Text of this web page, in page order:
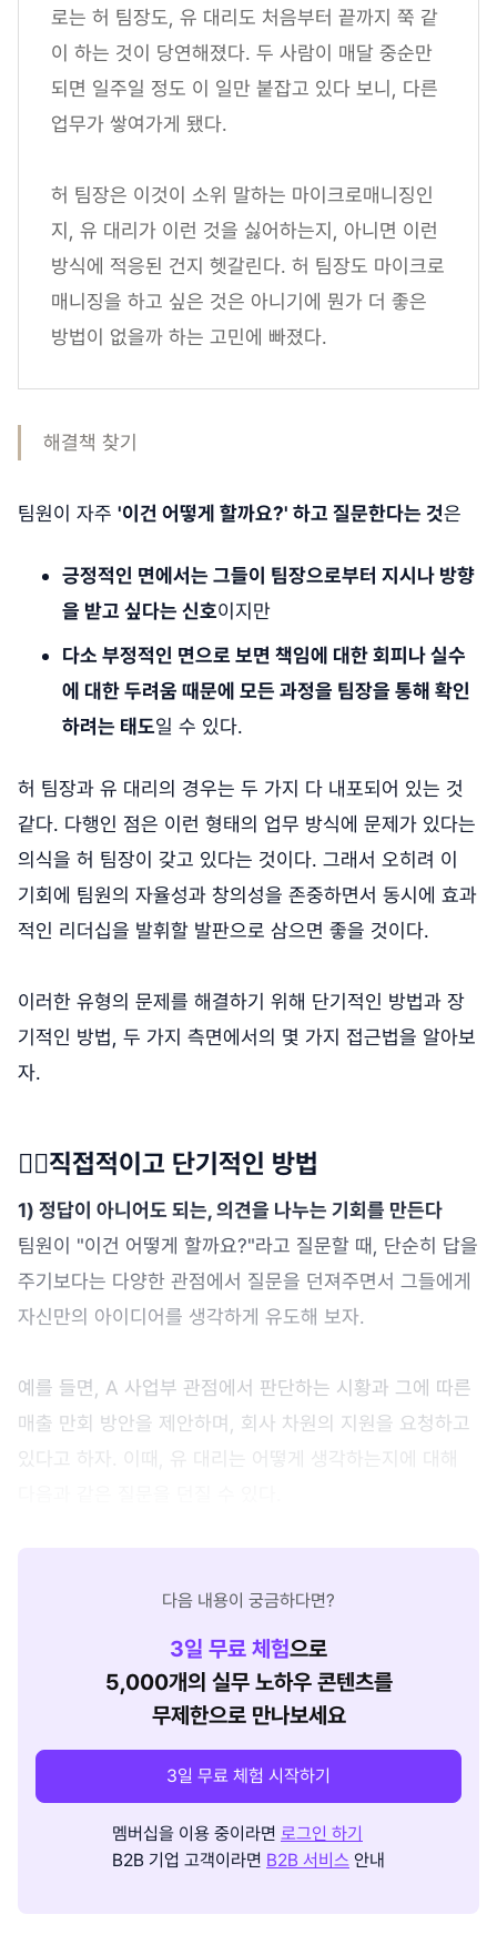
로는 허 팀장도, 유 대리도 처음부터 끝까지 쭉 같
이 하는 것이 당연해졌다. 두 사람이 매달 중순만
되면 일주일 정도 이 일만 붙잡고 있다 보니, 다른
업무가 쌓여가게 됐다.
허 팀장은 이것이 소위 말하는 마이크로매니징인
지, 유 대리가 이런 것을 싫어하는지, 아니면 이런
방식에 적응된 건지 헷갈린다. 허 팀장도 마이크로
매니징을 하고 싶은 것은 아니기에 뭔가 더 좋은
방법이 없을까 하는 고민에 빠졌다.
해결책 찾기
팀원이 자주 '이건 어떻게 할까요?' 하고 질문한다는 것은
긍정적인 면에서는 그들이 팀장으로부터 지시나 방향
을 받고 싶다는 신호이지만
다소 부정적인 면으로 보면 책임에 대한 회피나 실수
에 대한 두려움 때문에 모든 과정을 팀장을 통해 확인
하려는 태도일 수 있다.
허 팀장과 유 대리의 경우는 두 가지 다 내포되어 있는 것
같다. 다행인 점은 이런 형태의 업무 방식에 문제가 있다는
의식을 허 팀장이 갖고 있다는 것이다. 그래서 오히려 이
기회에 팀원의 자율성과 창의성을 존중하면서 동시에 효과
적인 리더십을 발휘할 발판으로 삼으면 좋을 것이다.
이러한 유형의 문제를 해결하기 위해 단기적인 방법과 장
기적인 방법, 두 가지 측면에서의 몇 가지 접근법을 알아보
자.
👉🏻직접적이고 단기적인 방법
1) 정답이 아니어도 되는, 의견을 나누는 기회를 만든다
팀원이 "이건 어떻게 할까요?"라고 질문할 때, 단순히 답을
주기보다는 다양한 관점에서 질문을 던져주면서 그들에게
자신만의 아이디어를 생각하게 유도해 보자.
예를 들면, A 사업부 관점에서 판단하는 시황과 그에 따른
매출 만회 방안을 제안하며, 회사 차원의 지원을 요청하고
있다고 하자. 이때, 유 대리는 어떻게 생각하는지에 대해
다음 내용이 궁금하다면?
3일 무료 체험으로
5,000개의 실무 노하우 콘텐츠를
무제한으로 만나보세요
3일 무료 체험 시작하기
멤버십을 이용 중이라면 로그인 하기
B2B 기업 고객이라면 B2B 서비스 안내